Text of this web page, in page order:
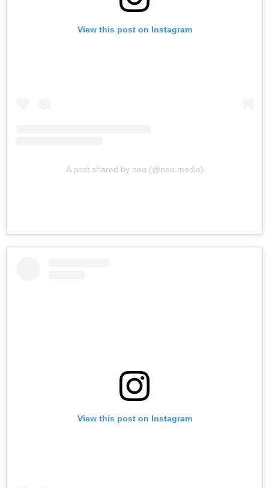
View this post on Instagram
A post shared by neo (@neo.media)
View this post on Instagram